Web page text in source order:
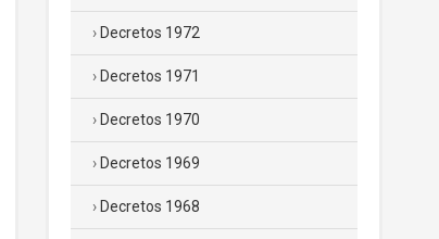
Decretos 1972
Decretos 1971
Decretos 1970
Decretos 1969
Decretos 1968